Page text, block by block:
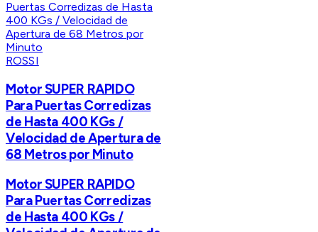
ROSSI
Motor SUPER RAPIDO
Para Puertas Corredizas
de Hasta 400 KGs /
Velocidad de Apertura de
68 Metros por Minuto
Motor SUPER RAPIDO
Para Puertas Corredizas
de Hasta 400 KGs /